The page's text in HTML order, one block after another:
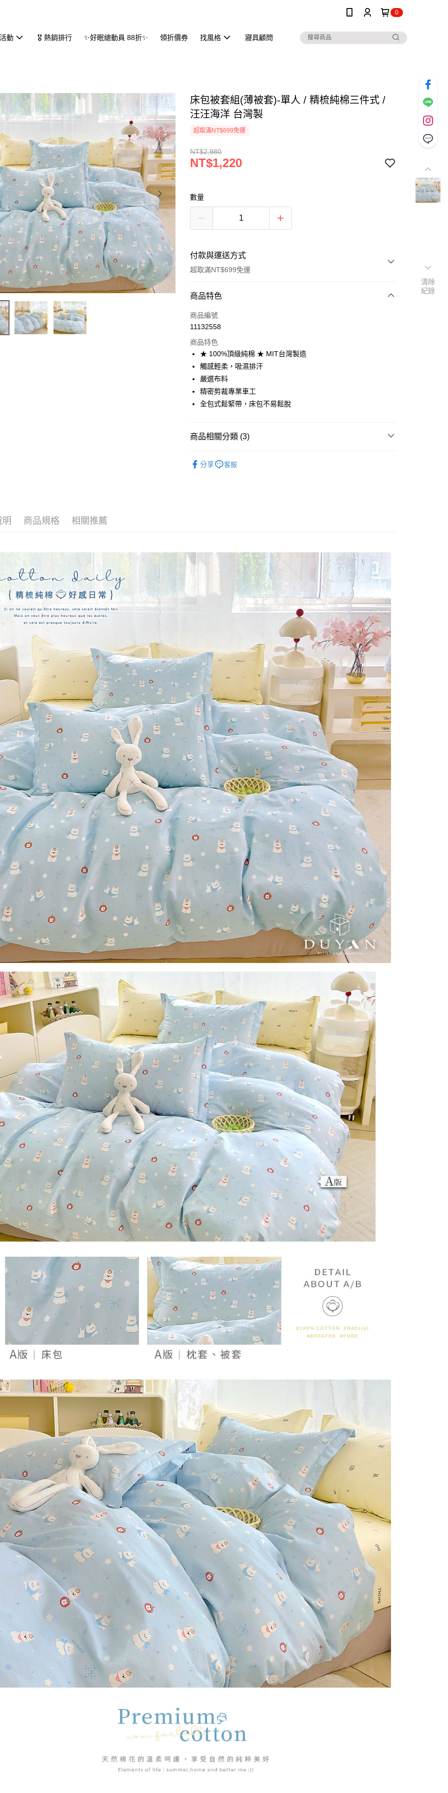
0
動 🎖 熱銷排行 ✨好眠總動員 88折✨ 領折價券 找風格 寢具顧問
床包被套組(薄被套)-單人 / 精梳純棉三件式 /
汪汪海洋 台灣製
超取滿NT$699免運
NT$2,980
NT$1,220
數量
付款與運送方式
超取滿NT$699免運
付款方式
信用卡一次付款
3 期 0 利率 每期 NT$406
合作金庫商業銀行
華南商業銀行
國泰世華商業銀行
臺灣中小企業銀行
元大商業銀行
台新國際商業銀行
台灣樂天信用卡公司
超商取貨付款
Apple Pay
Google Pay
全盈+PAY
4.訂單成立30分鐘內，如未前往確認交易或遇審核未通過，訂單將自動取
消。如遇「轉專審核」未通過狀況，表示未達大哥付你分期系統評分，恕
無法說明評估內容。
【繳款方式說明】
1.分期款項不併入電信帳單，「大哥付你分期」於每月結算日後寄送繳費提
醒簡訊。
2.透過簡訊連結打開帳單後，可選擇「超商條碼／台灣大直營門市／銀行轉
帳／街口支付／iPASS MONEY」等通路繳費。
1.本服務係由「台灣大哥大股份有限公司」（以下簡稱本公司）所提供，讓
用戶於交易時，得透過本服務購買商品或服務，並由商店將買賣／分期付
款買賣價金債權讓與本公司後，依約使用本公司帳單繳交帳款。
2.基於同意付款使用「大哥付你分期」之契約關係目的，商店將以您的個人
資料（包含姓名、電話或地址）提供予台灣大哥大進項蒐集、處理及利
用，由本公司與您本人進行分期帳單所需資料之確認、核對及更正。
3.完整用戶服務條款，請詳閱以下連結：
https://oppay.tw/userRule
１．簡單：不需註冊會員、不需綁卡、不需儲值。
２．便利：只要手機號碼，簡訊認證，即可結帳。
３．安心：先確認商品／服務後，再付款。
【「AFTEE先享後付」結帳流程】
１．於結帳方式選擇「AFTEE先享後付」後，將跳轉至「AFTEE先享後
付」結帳頁面，進行簡訊認證並確認金額後，即可完成結帳。
２．訂單成立數日內，您將收到繳費通知簡訊。
３．收到繳費通知簡訊後14天內，點擊此簡訊中的連結，可透過四大超商
／ATM／網路銀行／等多元方式進行付款，方視為交易完成。
※ 請注意：結帳手續完成當下不需立刻繳費，但若您需要取消訂單，請聯
絡購買商品的店家。未經商家同意取消之訂單仍視為有效，需透過AFTEE
先享後付繳納相關費用。
※ 交易是否成功請以「AFTEE先享後付 」之結帳頁面顯示為準，若有關於
是否繳費成功／繳費後需取消欲退款等相關疑問，請聯繫「AFTEE先享後
付客戶支援中心」
https://netprotections.freshdesk.com/support/home
【注意事項】
１．透過由恩沛科技股份有限公司提供之「AFTEE先享後付」服務完成之
交易，需依本服務之必要範圍內提供個人資料，並將交易相關給付款項請
求債權轉讓予恩沛科技股份有限公司。
２．關於個人資料處理事宜，請瀏覽以下網址：
https://aftee.tw/terms/#terms3
３．未成年的使用者請事先徵得法定代理人或監護人之同意方可使用
「AFTEE先享後付」，若未經同意申辦者引起之損失，本公司不負相關責
任。
４．使用「AFTEE先享後付」時，將依據個別帳號之用戶狀況，依本公司
即時審查核予不同之上限額度；若仍有額度不足之情形，本公司將視審查
結果請求用戶進行身份認證。
５．嚴禁一人註冊多個帳號或使用他人資訊註冊。若發現惡意使用之情
形，恩沛科技股份有限公司將有權停止該用戶之使用額度並採取法律行
動。
「Hami Point」為中華電信所提供之點數服務，可於會員專區綁定中華電
信會員帳號後，即可在購物車使用 Hami Point 折抵消費金額 (1點等於1
ATM付款
運送方式
每筆NT$60，滿NT$699(含以上)免運費
每筆NT$60，滿NT$699(含以上)免運費
7-11取貨付款
每筆NT$60，滿NT$999(含以上)免運費
付款後7-11取貨
每筆NT$60，滿NT$999(含以上)免運費
新竹貨運
每筆NT$80，滿NT$999(含以上)免運費
商品特色
商品編號
11132558
商品特色
★ 100%頂級純棉 ★ MIT台灣製造
觸感輕柔，吸濕排汗
嚴選布料
精密剪裁專業車工
全包式鬆緊帶，床包不易鬆脫
商品相關分類 (3)
分享 客服
明 商品規格 相關推薦
清除
紀錄